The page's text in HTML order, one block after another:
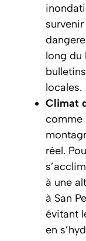
long du
locales.
Climat
comme
réel.
à une
à San
évitant
en